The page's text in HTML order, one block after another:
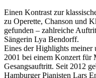
Einen Kontrast zur
zu Operette, Chanson und
gefunden – zahlreiche
Sängerin Lya Bendorff.
Eines der Highlights
2001 bei einem Konzert für
Gesangsauftritt. Seit 2012
Hamburger Pianisten Lars